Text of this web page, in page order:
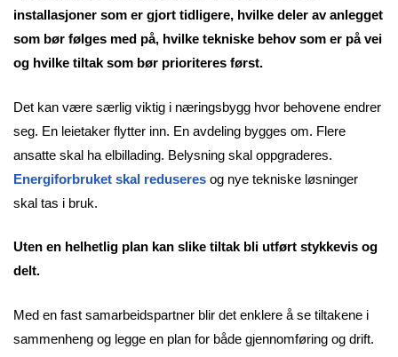
installasjoner som er gjort tidligere, hvilke deler av anlegget
som bør følges med på, hvilke tekniske behov som er på vei
og hvilke tiltak som bør prioriteres først.
Det kan være særlig viktig i næringsbygg hvor behovene endrer
seg. En leietaker flytter inn. En avdeling bygges om. Flere
ansatte skal ha elbillading. Belysning skal oppgraderes.
Energiforbruket skal reduseres og nye tekniske løsninger
skal tas i bruk.
Uten en helhetlig plan kan slike tiltak bli utført stykkevis og
delt.
Med en fast samarbeidspartner blir det enklere å se tiltakene i
sammenheng og legge en plan for både gjennomføring og drift.